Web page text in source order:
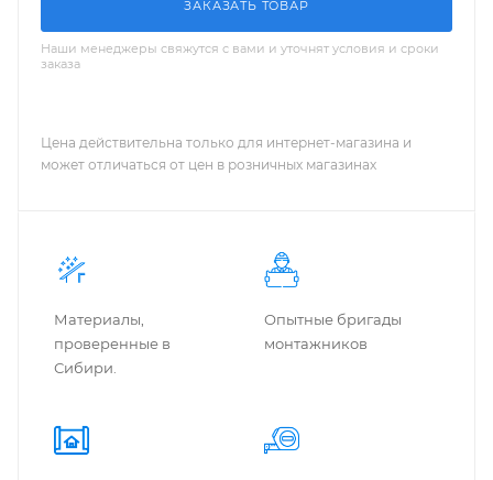
ЗАКАЗАТЬ ТОВАР
Наши менеджеры свяжутся с вами и уточнят условия и сроки
заказа
Цена действительна только для интернет-магазина и
может отличаться от цен в розничных магазинах
Материалы,
проверенные в
Сибири.
Опытные бригады
монтажников